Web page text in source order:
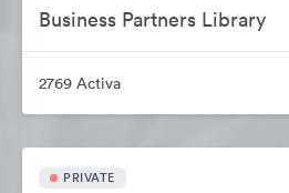
Business Partners Library
2769 Activa
PRIVATE